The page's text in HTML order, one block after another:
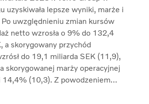
uzyskiwała lepsze wyniki, marże i
uwzględnieniu zmian kursów
netto wzrosła o 9% do 132,4
a skorygowany przychód
do 19,1 miliarda SEK (11,9),
skorygowanej marży operacyjnej
14,4% (10,3). Z powodzeniem